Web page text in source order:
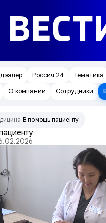
Россия 24 Тематика
О компании Сотрудники
В помощь пациенту